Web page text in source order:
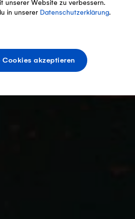
unserer Website zu verbessern.
in unserer Datenschutzerklärung.
Cookies akzeptieren